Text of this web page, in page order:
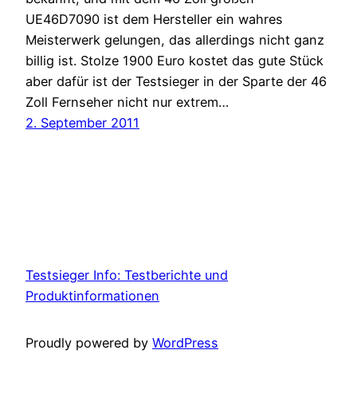
UE46D7090 ist dem Hersteller ein wahres
Meisterwerk gelungen, das allerdings nicht ganz
billig ist. Stolze 1900 Euro kostet das gute Stück
aber dafür ist der Testsieger in der Sparte der 46
Zoll Fernseher nicht nur extrem…
2. September 2011
Testsieger Info: Testberichte und
Produktinformationen
Proudly powered by WordPress